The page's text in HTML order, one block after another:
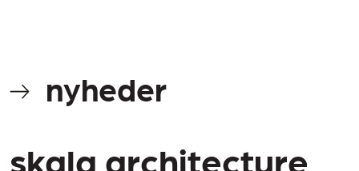
nyheder
skala architecture